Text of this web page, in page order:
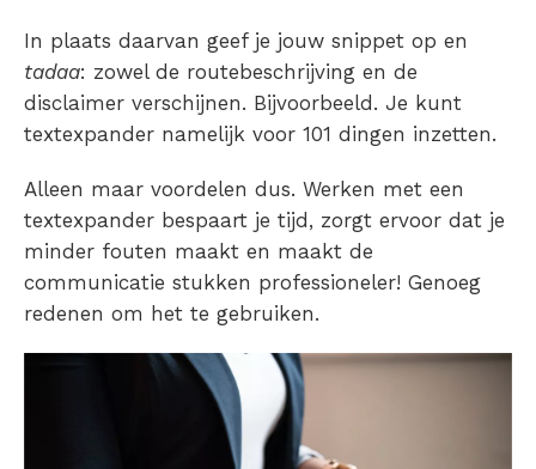
In plaats daarvan geef je jouw snippet op en
tadaa: zowel de routebeschrijving en de
disclaimer verschijnen. Bijvoorbeeld. Je kunt
textexpander namelijk voor 101 dingen inzetten.
Alleen maar voordelen dus. Werken met een
textexpander bespaart je tijd, zorgt ervoor dat je
minder fouten maakt en maakt de
communicatie stukken professioneler! Genoeg
redenen om het te gebruiken.